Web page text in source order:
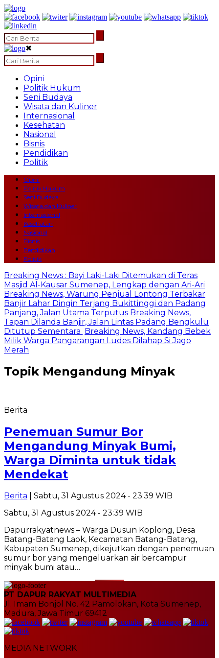
✖
Opini
Politik Hukum
Seni Budaya
Wisata dan Kuliner
Internasional
Kesehatan
Nasional
Bisnis
Pendidikan
Politik
Opini
Politik Hukum
Seni Budaya
Wisata dan Kuliner
Internasional
Kesehatan
Nasional
Bisnis
Pendidikan
Politik
Breaking News : Bayi Laki-Laki Ditemukan di Teras
Masjid Al-Kausar Sumenep, Lengkap dengan Ari-Ari
Breaking News, Warung Penjual Lontong Terbakar
Banjir Lahar Dingin Terjang Bukittinggi dan Padang
Panjang, Jalan Utama Terputus Breaking News,
Tapan Dilanda Banjir, Jalan Lintas Padang Bengkulu
Ditutup Sementara Breaking News, Kandang Bebek
Milik Warga Pangarangan Ludes Dilahap Si Jago
Merah
Topik Mengandung Minyak
Berita
Penemuan Sumur Bor
Mengandung Minyak Bumi,
Warga Diminta untuk tidak
Mendekat
Berita | Sabtu, 31 Agustus 2024 - 23:39 WIB
Sabtu, 31 Agustus 2024 - 23:39 WIB
Dapurrakyatnews – Warga Dusun Koplong, Desa
Batang-Batang Laok, Kecamatan Batang-Batang,
Kabupaten Sumenep, dikejutkan dengan penemuan
sumur bor yang mengeluarkan air bercampur
minyak bumi atau…
PT DAPUR RAKYAT MULTIMEDIA
Jl. Imam Bonjol No. 42 Pamolokan, Kota Sumenep,
Madura, Jawa Timur 69412
MEDIA NETWORK